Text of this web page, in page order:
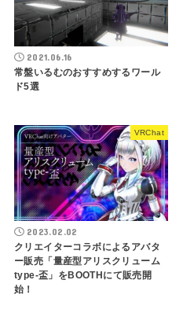
2021.06.16
常盤いるむのおすすめするワール
ド5選
VRChat
2023.02.02
クリエイターコラボによるアバタ
ー販売「量産型アリスクリューム
type-盃」をBOOTHにて販売開
始！